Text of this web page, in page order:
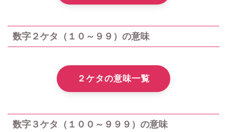
数字２ケタ（１０～９９）の意味
２ケタの意味一覧
数字３ケタ（１００～９９９）の意味